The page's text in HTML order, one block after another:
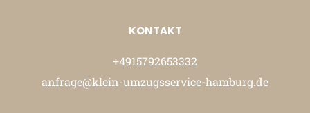
KONTAKT
+4915792653332
anfrage@klein-umzugsservice-hamburg.de